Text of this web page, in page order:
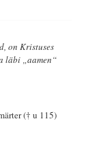
on Kristuses
läbi „aamen“
(† u 115)